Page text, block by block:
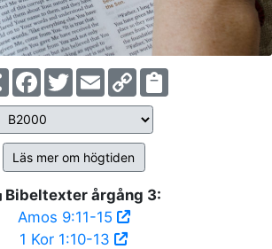
ShareFacebook
TwitterEmailCopy
Link
Läs mer om högtiden
Bibeltexter årgång 3:
Amos 9:11-15
1 Kor 1:10-13